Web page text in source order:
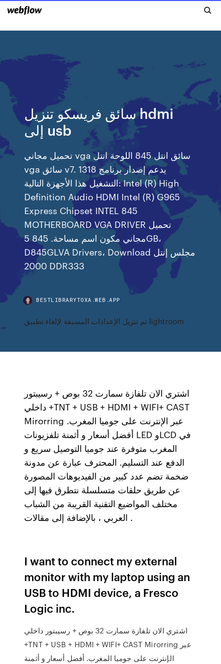
سائق فريسكو تنزيل hdmi
إلى usb
تحميل مجاني vga سائق انتل 845 اللوحة انتل
vga سائق v7. 1318 يدعم إصدار برنامج
التشغيل هذا الأجهزة التالية: Intel (R) High
Definition Audio HDMI Intel (R) G965
Express Chipset INTEL 845
MOTHERBOARD VGA DRIVER تحميل
مجاني مكون اسم مساحة. 845 5GB،
D845GLVA Drivers، Download مجلس إنتل
2000 DDR333
BESTLIBRARYTOXA.WEB.APP
تم تنزيل الإعدادات المسبقة لإلغاء تطبيق lightroom
اشتري الان تلفازة سمارت 32 بوص + رسيبتور
داخلي +TNT + USB + HDMI + WIFI+ CAST
Mirorring عبر الإنترنت على جوميا المغرب.
أفضل أسعار و أثمنة تلفزيونات LED وLCD في
المغرب متوفرة عند جوميا التوصيل سريع و
الدفع عند التسليم. المحترف عبارة عن مدونة
ضخمة تضم عدد كبير من الفيديوهات المصورة
عن طريق حلقات متسلسلة نتطرق فيها إلى
مختلف المواضيع التقنية القريبة من الشباب
العربي ، بالإضافة إلى مقالات .
I want to connect my external
monitor with my laptop using an
USB to HDMI device, a Fresco
Logic inc.
اشتري الان تلفازة سمارت 32 بوص + رسيبتور داخلي
+TNT + USB + HDMI + WIFI+ CAST Mirorring عبر
الإنترنت على جوميا المغرب. أفضل أسعار و أثمنة